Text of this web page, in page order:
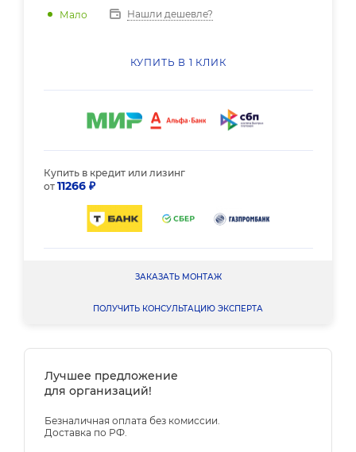
Мало Нашли дешевле?
КУПИТЬ В 1 КЛИК
Купить в кредит или лизинг
от 11266 ₽
ЗАКАЗАТЬ МОНТАЖ
ПОЛУЧИТЬ КОНСУЛЬТАЦИЮ ЭКСПЕРТА
Лучшее предложение
для организаций!
Безналичная оплата без комиссии.
Доставка по РФ.